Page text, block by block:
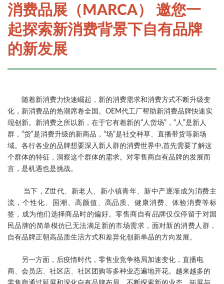
消费品展（MARCA） 邀您一
起探索新消费背景下自有品牌
的新发展
随着新消费力快速崛起，新的消费需求和消费方式不断升级变
化，新消费品的热潮席卷全国。OEM代工厂帮助新消费品牌快速实
现创新。新消费之所以新，在于它有着新的“人货场”，“人”是新人
群，“货”是消费升级的新商品，“场”是社交种草、直播带货等新场
域。各行各业的品牌想要深入新人群的消费世界中,首先需要了解这
个群体的特征，洞察这个群体的需求。对零售商自有品牌的发展而
言，是机遇也是挑战。
当下，Z世代、新老人、新小镇青年、新中产逐渐成为消费主
流，个性化、国潮、高颜值、高品质、健康消费、体验消费等标
签，成为他们选择商品时的偏好。零售商自有品牌仅仅停留于对国
民品牌的简单模仿已无法满足新的市场需求，面对新的消费人群，
自有品牌正朝高品质生活方式和差异化创新单品的方向发展。
另一方面，后疫情时代，零售业竞争格局加速变化，直播电
商、会员店、社区店、社区团购等多种业态遍地开花。越来越多的